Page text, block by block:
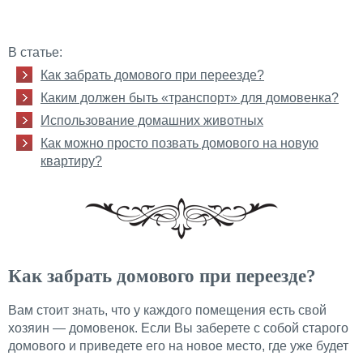
В статье:
Как забрать домового при переезде?
Каким должен быть «транспорт» для домовенка?
Использование домашних животных
Как можно просто позвать домового на новую
квартиру?
Как забрать домового при переезде?
Вам стоит знать, что у каждого помещения есть свой
хозяин — домовенок. Если Вы заберете с собой старого
домового и приведете его на новое место, где уже будет